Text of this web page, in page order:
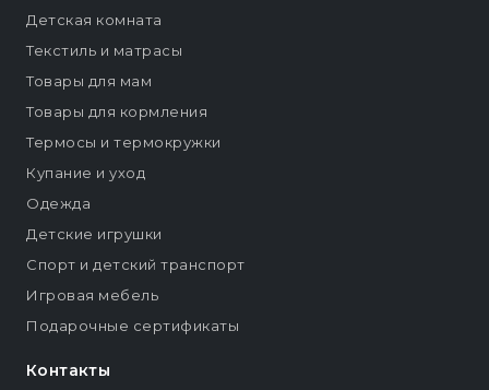
Контакты
Детская комната
Текстиль и матрасы
Товары для мам
Товары для кормления
Термосы и термокружки
Купание и уход
Одежда
Детские игрушки
Спорт и детский транспорт
Игровая мебель
Подарочные сертификаты